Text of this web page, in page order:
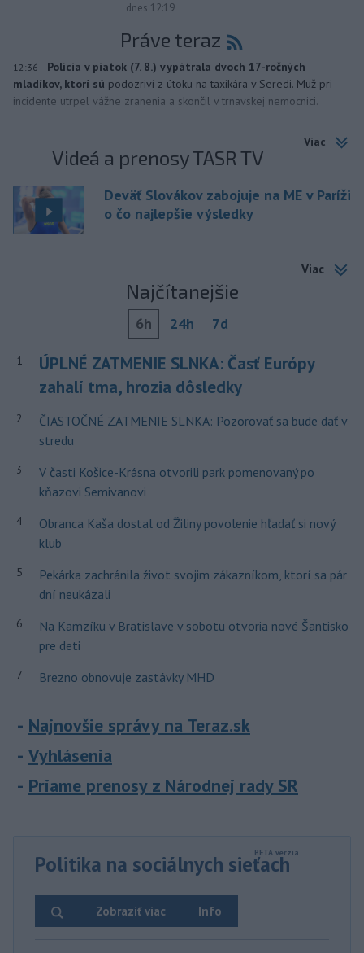
dnes 12:19
Práve teraz
12:36 - Polícia v piatok (7. 8.) vypátrala dvoch 17-ročných
mladíkov, ktorí sú podozriví z útoku na taxikára v Seredi. Muž pri
incidente utrpel vážne zranenia a skončil v trnavskej nemocnici.
Viac
Videá a prenosy TASR TV
Deväť Slovákov zabojuje na ME v Paríži
o čo najlepšie výsledky
Viac
Najčítanejšie
6h 24h 7d
1
ÚPLNÉ ZATMENIE SLNKA: Časť Európy
zahalí tma, hrozia dôsledky
2
ČIASTOČNÉ ZATMENIE SLNKA: Pozorovať sa bude dať v
stredu
3
V časti Košice-Krásna otvorili park pomenovaný po
kňazovi Semivanovi
4
Obranca Kaša dostal od Žiliny povolenie hľadať si nový
klub
5
Pekárka zachránila život svojim zákazníkom, ktorí sa pár
dní neukázali
6
Na Kamzíku v Bratislave v sobotu otvoria nové Šantisko
pre deti
7 Brezno obnovuje zastávky MHD
Najnovšie správy na Teraz.sk
Vyhlásenia
Priame prenosy z Národnej rady SR
Politika na sociálnych sieťach
Info
Zobraziť viac